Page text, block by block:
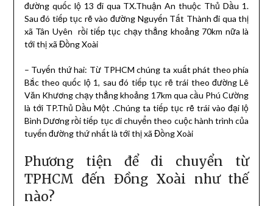
đường quốc lộ 13 đi qua TX.Thuận An thuộc Thủ Dầu 1.
Sau đó tiếp tục rẽ vào đường Nguyến Tất Thành đi qua thị
xã Tân Uyên rồi tiếp tục chạy thẳng khoảng 70km nữa là
tới thị xã Đồng Xoài
– Tuyến thứ hai: Từ TPHCM chúng ta xuất phát theo phía
Bắc theo quốc lộ 1, sau đó tiếp tục rẽ trái theo đường Lê
Văn Khương chạy thẳng khoảng 17km qua cầu Phú Cường
là tới TP.Thủ Dầu Một .Chúng ta tiếp tục rẽ trái vào đại lộ
Bình Dương rồi tiếp tục di chuyển theo cuộc hành trình của
tuyến đường thứ nhất là tới thị xã Đồng Xoài
Phương tiện để di chuyển từ
TPHCM đến Đồng Xoài như thế
nào?